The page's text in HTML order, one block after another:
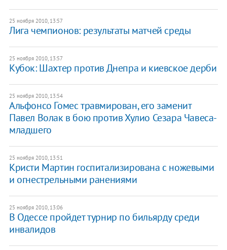
25 ноября 2010, 13:57
Лига чемпионов: результаты матчей среды
25 ноября 2010, 13:57
Кубок: Шахтер против Днепра и киевское дерби
25 ноября 2010, 13:54
Альфонсо Гомес травмирован, его заменит
Павел Волак в бою против Хулио Сезара Чавеса-
младшего
25 ноября 2010, 13:51
Кристи Мартин госпитализирована с ножевыми
и огнестрельными ранениями
25 ноября 2010, 13:06
В Одессе пройдет турнир по бильярду среди
инвалидов